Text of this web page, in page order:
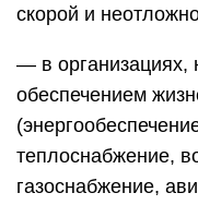
скорой и
— в организациях,
обеспечением
теплоснабжение,
газоснабжение,